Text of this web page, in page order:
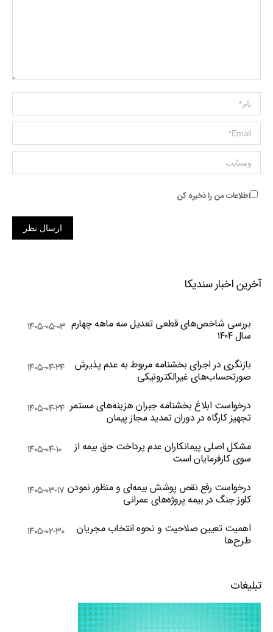
Name *
ایمیل *
وبسایت
اطلاعات من را ذخیره کن
ارسال نظر
آخرین اخبار سندیکا
بررسی شاخص‌های قطعی تعدیل سه ماهه چهارم
سال ۱۴۰۴
۱۴۰۵-۰۵-۰۳
بازنگری در اجرای بخشنامه مربوط به عدم پذیرش
صورتحساب‌های غیرالکترونیکی
۱۴۰۵-۰۴-۲۴
درخواست ابلاغ بخشنامه جبران هزینه‌های مستمر
تجهیز کارگاه در دوران تمدید مجاز پیمان
۱۴۰۵-۰۴-۲۴
مشکل اصلی پیمانکاران عدم پرداخت حق بیمه از
سوی کارفرمایان است
۱۴۰۵-۰۴-۱۰
درخواست رفع نقص پوشش بیمه‌ای و منظور نمودن
کلوز جنگ در بیمه پروژه‌های عمرانی
۱۴۰۵-۰۳-۱۷
اهمیت تعیین صلاحیت و نحوه انتخاب مجریان
طرح‌ها
۱۴۰۵-۰۲-۳۰
تبلیغات